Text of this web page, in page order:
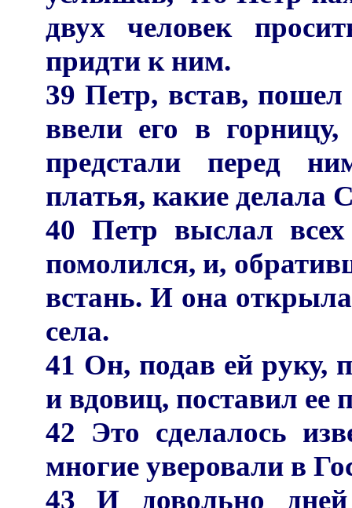
двух человек
придти к ним.
39 Петр, встав,
ввели его в
предстали перед
платья, какие делала
40 Петр выслал
помолился, и,
встань. И она
села.
41 Он, подав ей руку,
и вдовиц, поставил
42 Это сделалось
многие уверовали в
43 И довольно